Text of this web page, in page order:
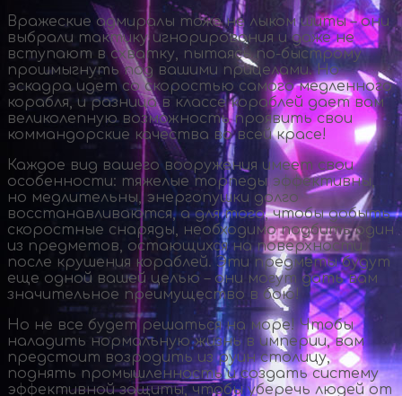
Вражеские адмиралы тоже не лыком шиты – они
выбрали тактику игнорирования и даже не
вступают в схватку, пытаясьпо-быстрому
прошмыгнуть под вашими прицелами. Но
эскадра идет со скоростью самого медленного
корабля, и разница в классе кораблей дает вам
великолепную возможность проявить свои
коммандорские качества во всей красе!
Каждое вид вашего вооружения имеет свои
особенности: тяжелые торпеды эффективны,
но медлительны, энергопушки долго
восстанавливаются, а для того, чтобы добыть
скоростные снаряды, необходимо подбить один
из предметов, остающихся на поверхности
после крушения кораблей. Эти предметы будут
еще одной вашей целью – они могут дать вам
значительное преимущество в бою!
Но не все будет решаться на море! Чтобы
наладить нормальную жизнь в империи, вам
предстоит возродить из руин столицу,
поднять промышленность и создать систему
эффективной защиты, чтобы уберечь людей от